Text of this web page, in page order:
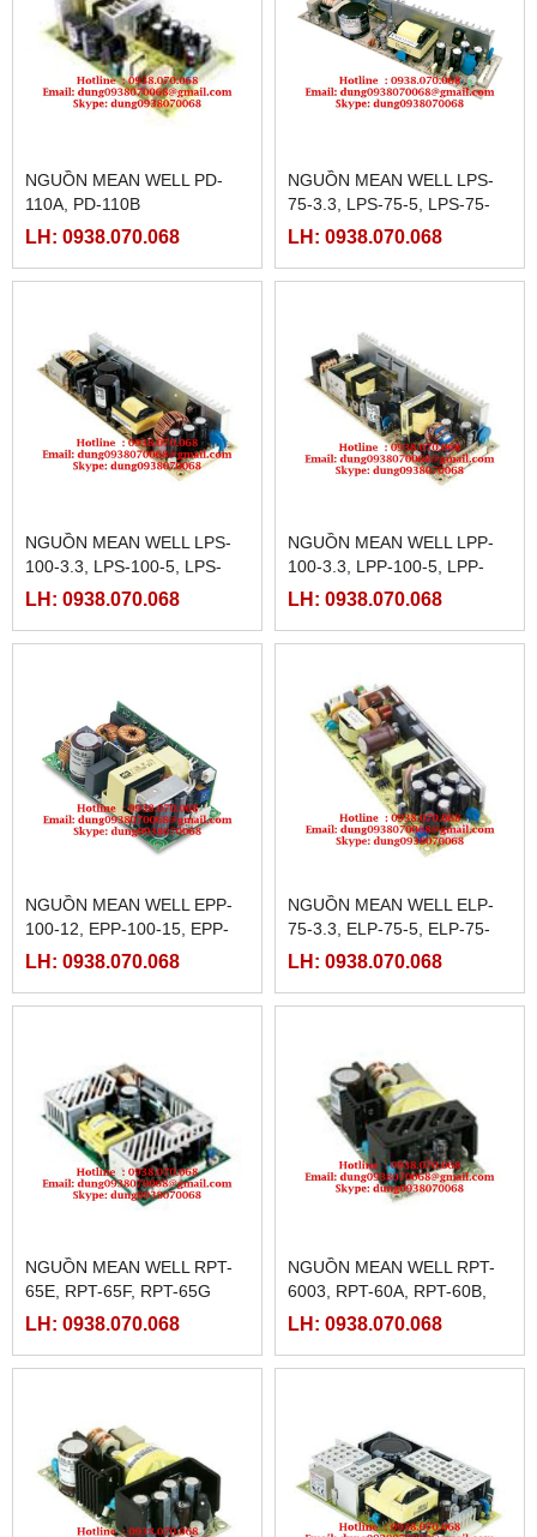
NGUỒN MEAN WELL PD-
110A, PD-110B
LH: 0938.070.068
NGUỒN MEAN WELL LPS-
75-3.3, LPS-75-5, LPS-75-
7.5, LPS-75-12, LPS-75-
LH: 0938.070.068
NGUỒN MEAN WELL LPS-
100-3.3, LPS-100-5, LPS-
100-7.5, LPS-100-12, LPS-
100-27
LH: 0938.070.068
NGUỒN MEAN WELL LPP-
100-3.3, LPP-100-5, LPP-
100-7.5, LPP-100-12, LPP-
100-2
LH: 0938.070.068
NGUỒN MEAN WELL EPP-
100-12, EPP-100-15, EPP-
100-24, EPP-100-27, EPP-
LH: 0938.070.068
NGUỒN MEAN WELL ELP-
75-3.3, ELP-75-5, ELP-75-
12, ELP-75-15, ELP-75-24,
LH: 0938.070.068
NGUỒN MEAN WELL RPT-
65E, RPT-65F, RPT-65G
LH: 0938.070.068
NGUỒN MEAN WELL RPT-
6003, RPT-60A, RPT-60B,
RPT-60C, RPT-60D
LH: 0938.070.068